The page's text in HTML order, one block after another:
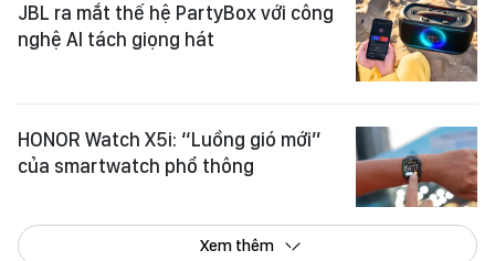
JBL ra mắt thế hệ PartyBox với công
nghệ AI tách giọng hát
HONOR Watch X5i: “Luồng gió mới”
của smartwatch phổ thông
Xem thêm